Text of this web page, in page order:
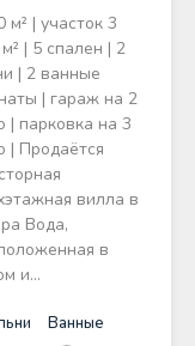
м² | участок 3
| 5 спален | 2
| 2 ванные
| гараж на 2
| парковка на 3
| Продаётся
вилла в
Вода,
в
и…
Ванные